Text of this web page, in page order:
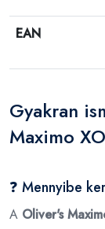
EAN
Gyakran
Maximo
❓ Mennyibe
A Oliver's